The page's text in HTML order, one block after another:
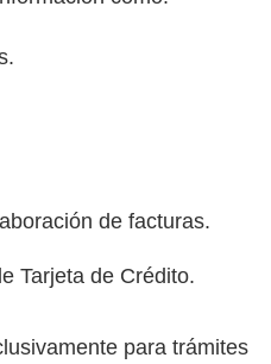
de facturas.
Tarjeta de Crédito.
para trámites